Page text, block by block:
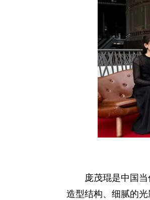
庞茂琨是中国
造型结构、细腻的